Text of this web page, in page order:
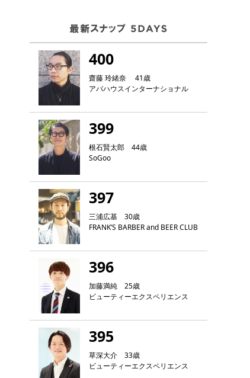
400
齋藤 玲緒奈 41歳
アバハウスインターナショナル
399
根石賢太郎 44歳
SoGoo
397
三浦広基 30歳
FRANK‘S BARBER and BEER CLUB
396
加藤満純 25歳
ビューティーエクスペリエンス
395
草深大介 33歳
ビューティーエクスペリエンス